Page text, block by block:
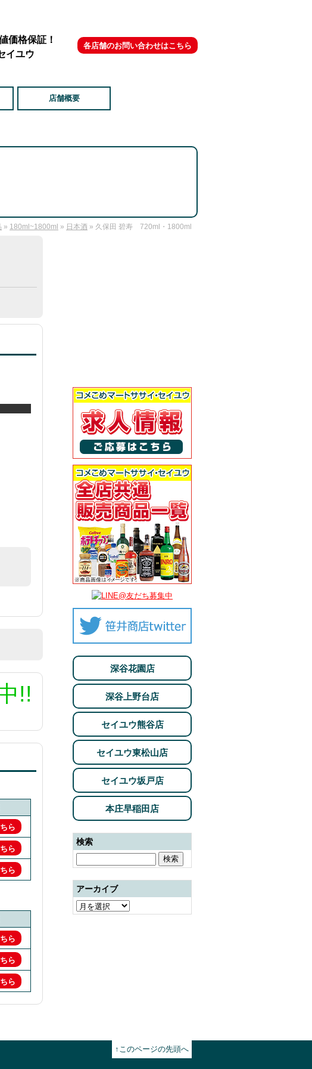
価格保証！
イユウ
各店舗のお問い合わせはこちら
店舗概要
» 180ml~1800ml » 日本酒 » 久保田 碧寿 720ml・1800ml
深谷花園店
深谷上野台店
セイユウ熊谷店
セイユウ東松山店
セイユウ坂戸店
本庄早稲田店
検索
アーカイブ
!!
ら
ら
ら
ら
ら
ら
↑このページの先頭へ